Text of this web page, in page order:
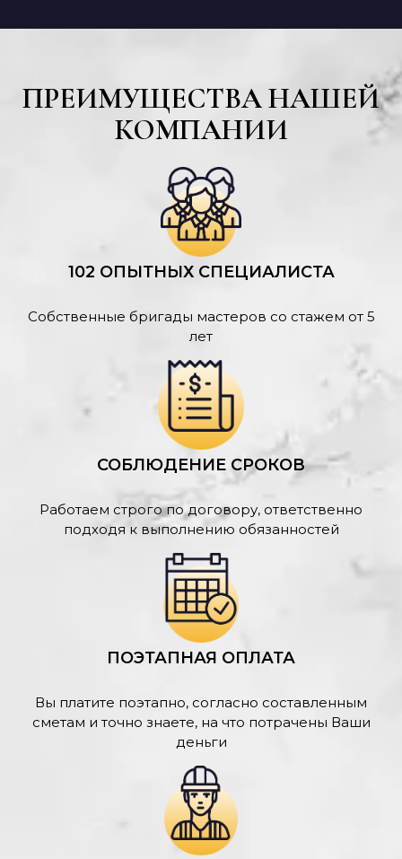
ПРЕИМУЩЕСТВА НАШЕЙ
КОМПАНИИ
102 ОПЫТНЫХ СПЕЦИАЛИСТА
Собственные бригады мастеров со стажем от 5
лет
СОБЛЮДЕНИЕ СРОКОВ
Работаем строго по договору, ответственно
подходя к выполнению обязанностей
ПОЭТАПНАЯ ОПЛАТА
Вы платите поэтапно, согласно составленным
сметам и точно знаете, на что потрачены Ваши
деньги